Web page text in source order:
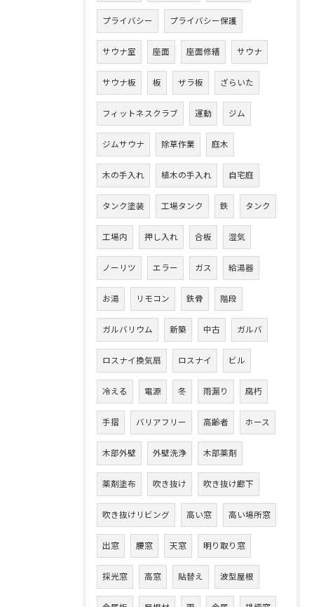
プライバシー プライバシー保護
サウナ室 座面 座面修繕 サウナ
サウナ板 板 ザラ板 ざらいた
フィットネスクラブ 運動 ジム
ジムサウナ 除草作業 庭木
木の手入れ 植木の手入れ 自宅庭
タンク塗装 工場タンク 鉄 タンク
工場内 押し入れ 合板 湿気
ノーリツ エラー ガス 給湯器
お湯 リモコン 鉄骨 階段
ガルバリウム 新築 中古 ガルバ
ロスナイ換気扇 ロスナイ ビル
冷える 電源 冬 雨漏り 腐朽
手摺 バリアフリー 高齢者 ホース
木部外壁 外壁洗浄 木部薬剤
薬剤塗布 吹き抜け 吹き抜け廊下
吹き抜けリビング 高い窓 高い場所窓
出窓 腰窓 天窓 明り取り窓
採光窓 高窓 貼替え 波型屋根